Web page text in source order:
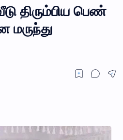
திரும்பிய பெண்